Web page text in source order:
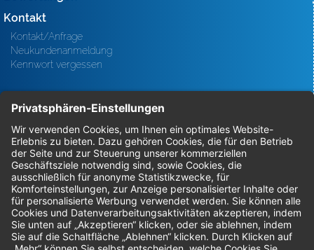
Kontakt
Kontakt/Anfrage
Neukundenanmeldung
Kennwort vergessen
Bestellungen
Sendung verfolgen